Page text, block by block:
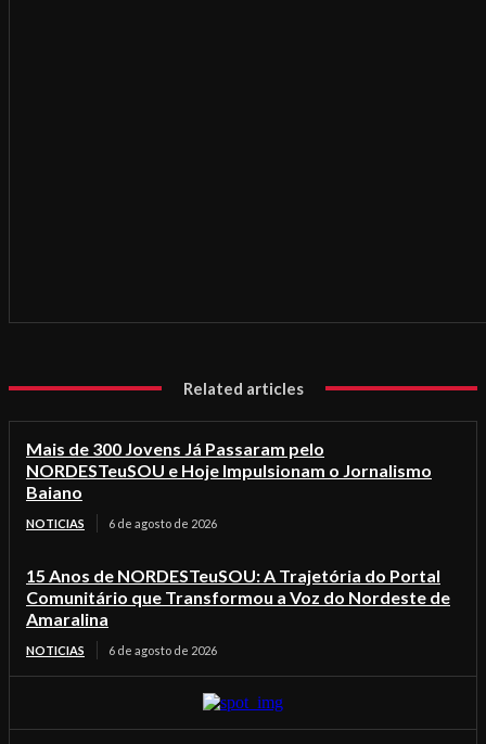
Related articles
Mais de 300 Jovens Já Passaram pelo
NORDESTeuSOU e Hoje Impulsionam o Jornalismo
Baiano
NOTICIAS 6 de agosto de 2026
15 Anos de NORDESTeuSOU: A Trajetória do Portal
Comunitário que Transformou a Voz do Nordeste de
Amaralina
NOTICIAS 6 de agosto de 2026